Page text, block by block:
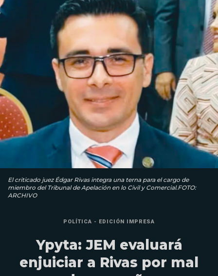
El criticado juez Édgar Rivas integra una terna para el cargo de
miembro del Tribunal de Apelación en lo Civil y Comercial.FOTO:
ARCHIVO
POLÍTICA - EDICIÓN IMPRESA
Ypyta: JEM evaluará
enjuiciar a Rivas por mal